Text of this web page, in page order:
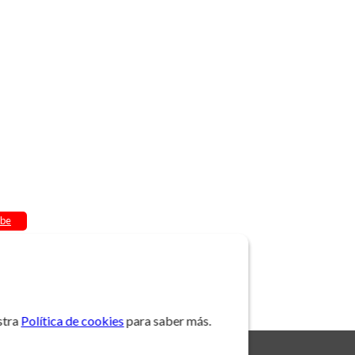
Política de cookiespara saber más.